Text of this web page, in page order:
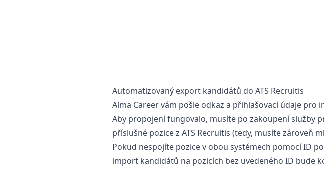
Automatizovaný export kandidátů do ATS Recruitis
Alma Career vám pošle odkaz a přihlašovací údaje
Aby propojení fungovalo, musíte po zakoupení služby
příslušné pozice z ATS Recruitis (tedy, musíte zároveň
Pokud nespojíte pozice v obou systémech pomocí ID
import kandidátů na pozicích bez uvedeného ID bude